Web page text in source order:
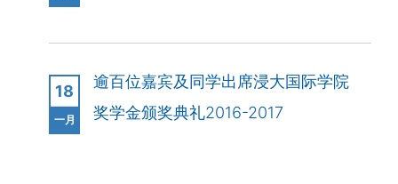
18
一月
逾百位嘉宾及同学出席浸大国际学院
奖学金颁奖典礼2016-2017